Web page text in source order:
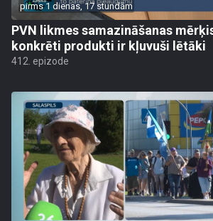
pirms 1 dienas, 17 stundām
PVN likmes samazināšanas
konkrēti produkti ir kļuvuši lētāki
412. epizode